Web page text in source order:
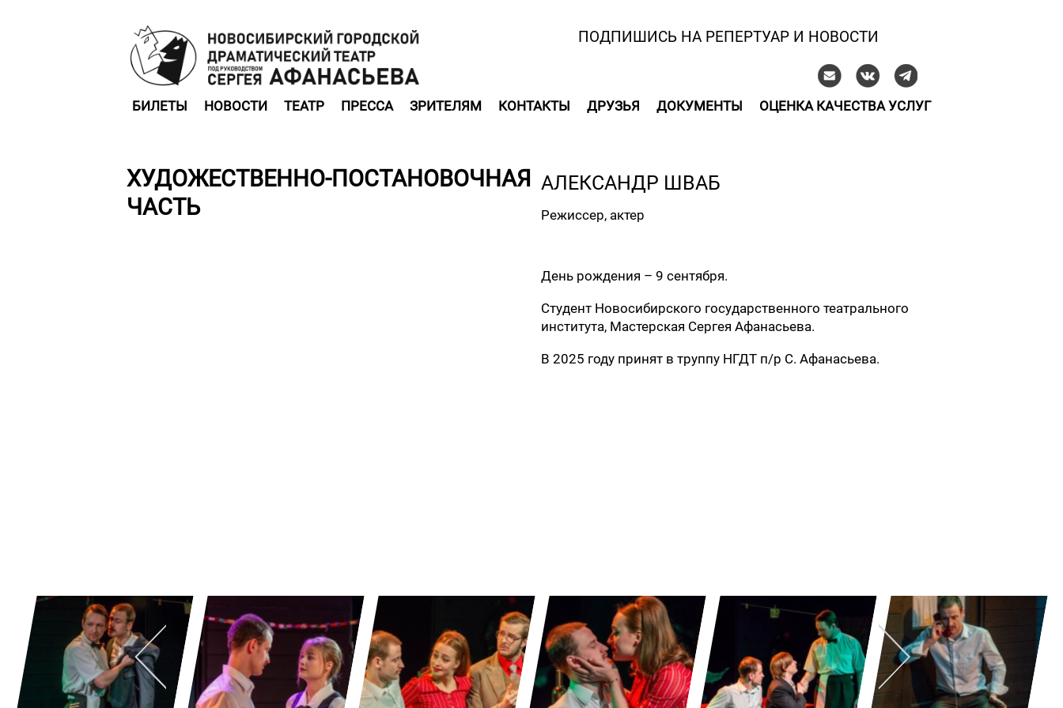
ПОДПИШИСЬ НА РЕПЕРТУАР И НОВОСТИ
БИЛЕТЫ НОВОСТИ ТЕАТР ПРЕССА ЗРИТЕЛЯМ КОНТАКТЫ ДРУЗЬЯ ДОКУМЕНТЫ ОЦЕНКА КАЧЕСТВА УСЛУГ
АЛЕКСАНДР ШВАБ
Режиссер, актер
ХУДОЖЕСТВЕННО-ПОСТАНОВОЧНАЯ
ЧАСТЬ
День рождения – 9 сентября.
Студент Новосибирского государственного театрального
института, Мастерская Сергея Афанасьева.
В 2025 году принят в труппу НГДТ п/р С. Афанасьева.